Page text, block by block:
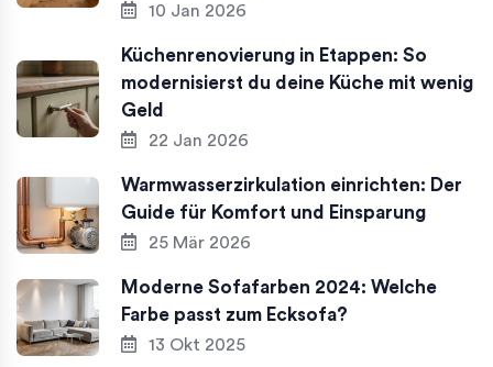
10 Jan 2026
Küchenrenovierung in Etappen: So
modernisierst du deine Küche mit wenig
Geld
22 Jan 2026
Warmwasserzirkulation einrichten: Der
Guide für Komfort und Einsparung
25 Mär 2026
Moderne Sofafarben 2024: Welche
Farbe passt zum Ecksofa?
13 Okt 2025